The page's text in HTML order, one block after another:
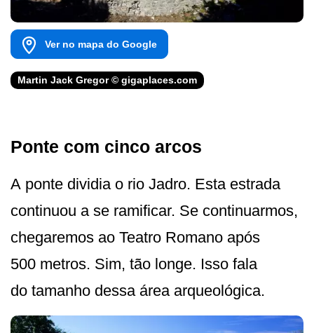
Ver no mapa do Google
Martin Jack Gregor © gigaplaces.com
Ponte com cinco arcos
A ponte dividia o rio Jadro. Esta estrada
continuou a se ramificar. Se continuarmos,
chegaremos ao Teatro Romano após
500 metros. Sim, tão longe. Isso fala
do tamanho dessa área arqueológica.